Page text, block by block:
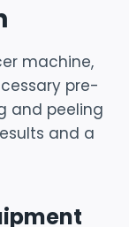
machine,
pre-
and peeling
and a